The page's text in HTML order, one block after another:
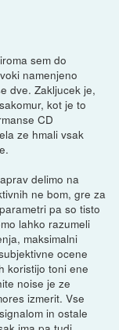
sem do
namenjeno
dve. Zakljucek je,
kot je to
CD
ze hmali vsak
delimo na
ne bom, gre za
pa so tisto
lahko razumeli
maksimalni
ocene
koristijo toni ene
noise je ze
izmerit. Vse
in ostale